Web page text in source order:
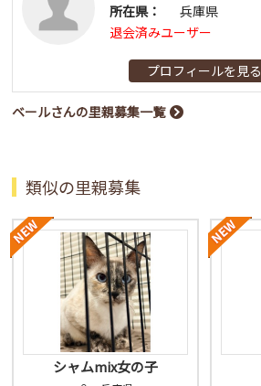
所在県：
兵庫県
退会済みユーザー
プロフィールを見る
ベールさんの里親募集一覧
類似の里親募集
シャムmix女の子